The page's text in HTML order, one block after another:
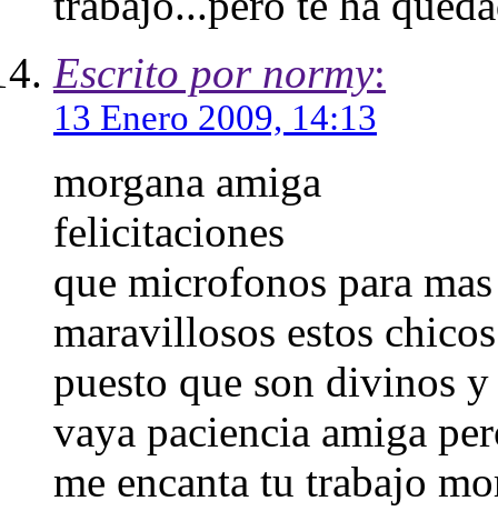
Escrito por normy:
13 Enero 2009, 14:13
morgana amiga
felicitaciones
que microfonos para
maravillosos estos
puesto que son divinos
vaya paciencia amiga
me encanta tu trabajo